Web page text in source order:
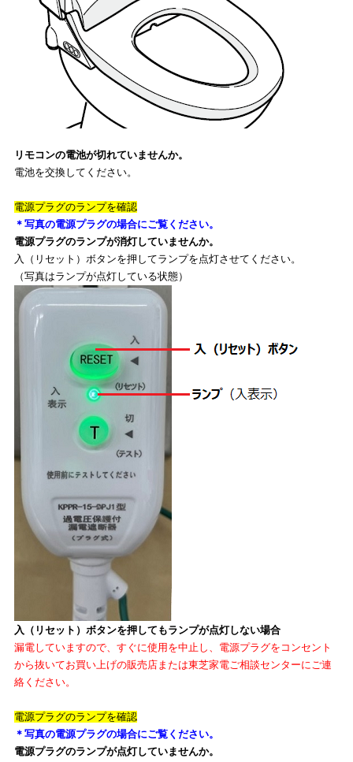
リモコンの電池が切れていませんか。
電池を交換してください。
電源プラグのランプを確認
＊写真の電源プラグの場合にご覧ください。
電源プラグのランプが消灯していませんか。
入（リセット）ボタンを押してランプを点灯させてください。
（写真はランプが点灯している状態）
入（リセット）ボタンを押してもランプが点灯しない場合
漏電していますので、すぐに使用を中止し、電源プラグをコンセント
から抜いてお買い上げの販売店または東芝家電ご相談センターにご連
絡ください。
電源プラグのランプを確認
＊写真の電源プラグの場合にご覧ください。
電源プラグのランプが点灯していませんか。